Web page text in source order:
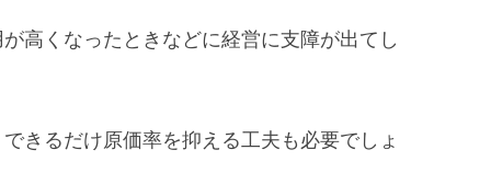
高くなったときなどに経営に支障が出てし
きるだけ原価率を抑える工夫も必要でしょ